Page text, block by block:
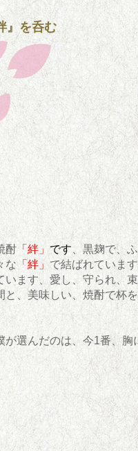
』を呑む
酎「絆」 です、黒麹で、
な「絆」 で結ばれていま
います、愛し、守られ、
と、美味しい、焼酎で杯
が選んだのは、今1番、